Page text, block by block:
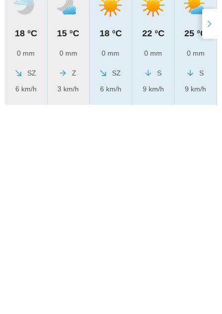
18 °C
0 mm
SZ
6 km/h
15 °C
0 mm
Z
3 km/h
18 °C
0 mm
SZ
6 km/h
22 °C
0 mm
S
9 km/h
25 °C
0 mm
S
9 km/h